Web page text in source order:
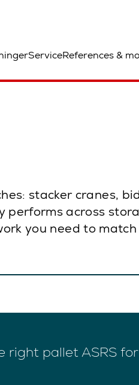
ServiceReferences &
stacker cranes,
performs across
you need to
right pallet ASRS